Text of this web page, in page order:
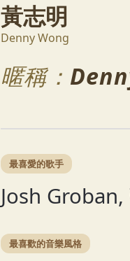
黃志明
Denny Wong
暱稱：
最喜愛的歌手
Josh Groban,
最喜歡的音樂風格